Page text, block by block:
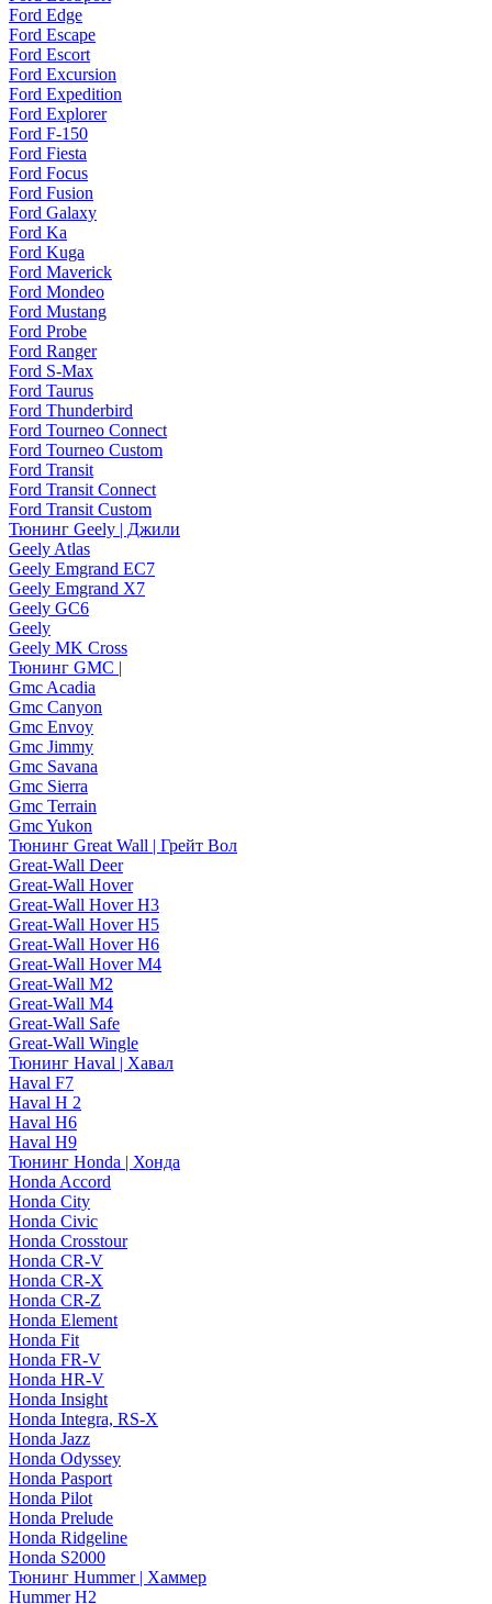
Ford Edge
Ford Escape
Ford Escort
Ford Excursion
Ford Expedition
Ford Explorer
Ford F-150
Ford Fiesta
Ford Focus
Ford Fusion
Ford Galaxy
Ford Ka
Ford Kuga
Ford Maverick
Ford Mondeo
Ford Mustang
Ford Probe
Ford Ranger
Ford S-Max
Ford Taurus
Ford Thunderbird
Ford Tourneo Connect
Ford Tourneo Custom
Ford Transit
Ford Transit Connect
Ford Transit Custom
Тюнинг Geely | Джили
Geely Atlas
Geely Emgrand EC7
Geely Emgrand X7
Geely GC6
Geely
Geely MK Cross
Тюнинг GMC |
Gmc Acadia
Gmc Canyon
Gmc Envoy
Gmc Jimmy
Gmc Savana
Gmc Sierra
Gmc Terrain
Gmc Yukon
Тюнинг Great Wall | Грейт Вол
Great-Wall Deer
Great-Wall Hover
Great-Wall Hover H3
Great-Wall Hover H5
Great-Wall Hover H6
Great-Wall Hover M4
Great-Wall M2
Great-Wall M4
Great-Wall Safe
Great-Wall Wingle
Тюнинг Haval | Хавал
Haval F7
Haval H 2
Haval H6
Haval H9
Тюнинг Honda | Хонда
Honda Accord
Honda City
Honda Civic
Honda Crosstour
Honda CR-V
Honda CR-X
Honda CR-Z
Honda Element
Honda Fit
Honda FR-V
Honda HR-V
Honda Insight
Honda Integra, RS-X
Honda Jazz
Honda Odyssey
Honda Pasport
Honda Pilot
Honda Prelude
Honda Ridgeline
Honda S2000
Тюнинг Hummer | Хаммер
Hummer H2